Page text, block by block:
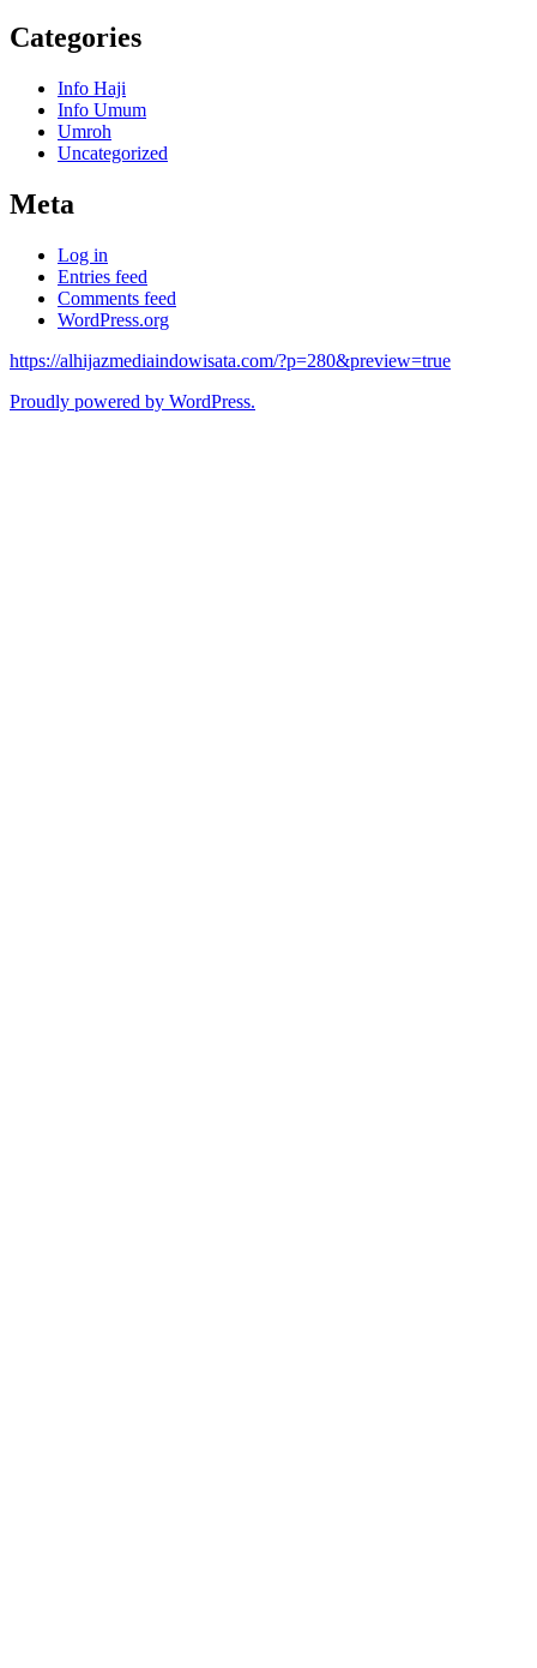
Categories
Info Haji
Info Umum
Umroh
Uncategorized
Meta
Log in
Entries feed
Comments feed
WordPress.org
https://alhijazmediaindowisata.com/?p=280&preview=true
Proudly powered by WordPress.